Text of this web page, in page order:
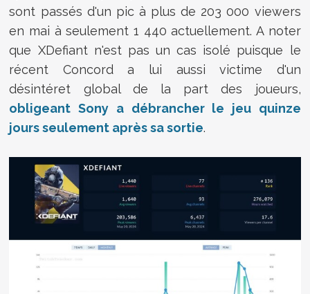
sont passés d'un pic à plus de 203 000 viewers
en mai à seulement 1 440 actuellement. A noter
que XDefiant n'est pas un cas isolé puisque le
récent Concord a lui aussi victime d'un
désintéret global de la part des joueurs,
obligeant Sony a débrancher le jeu quinze
jours seulement après sa sortie.